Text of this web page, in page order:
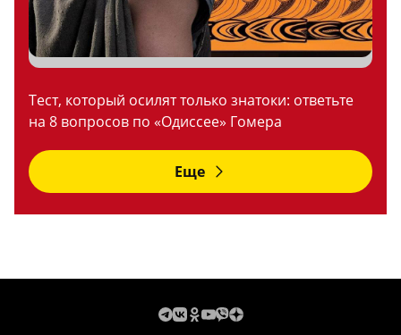
Тест, который осилят только знатоки: ответьте
на 8 вопросов по «Одиссее» Гомера
Еще